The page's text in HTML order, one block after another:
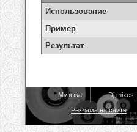
Использование
Пример
Результат
Музыка Dj mixes
Реклама на сайте